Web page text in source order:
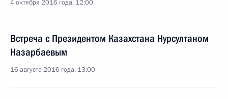
4 октября 2016 года, 12:00
Встреча с Президентом Казахстана Нурсултаном
Назарбаевым
16 августа 2016 года, 13:00